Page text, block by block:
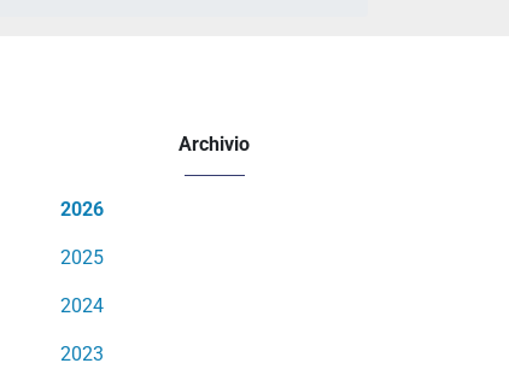
Archivio
2026
2025
2024
2023